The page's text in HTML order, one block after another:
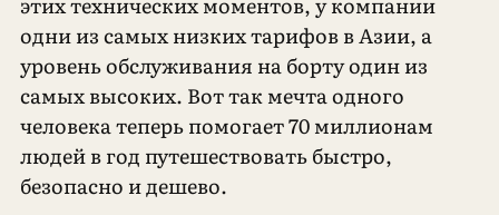
одни из самых низких тарифов в Азии, а
уровень обслуживания на борту один из
самых высоких. Вот так мечта одного
человека теперь помогает 70 миллионам
людей в год путешествовать быстро,
безопасно и дешево.